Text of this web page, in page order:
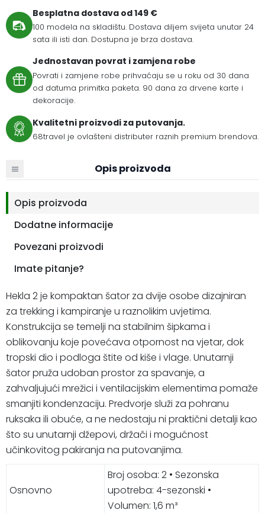
Besplatna dostava od 149 €
100 modela na skladištu. Dostava diljem svijeta unutar 24
sata ili isti dan. Dostupna je brza dostava.
Jednostavan povrat i zamjena robe
Povrati i zamjene robe prihvaćaju se u roku od 30 dana
od datuma primitka paketa. 90 dana za drvene karte i
dekoracije.
Kvalitetni proizvodi za putovanja.
68travel je ovlašteni distributer raznih premium brendova.
Opis proizvoda
Opis proizvoda
Dodatne informacije
Povezani proizvodi
Imate pitanje?
Hekla 2 je kompaktan šator za dvije osobe dizajniran
za trekking i kampiranje u raznolikim uvjetima.
Konstrukcija se temelji na stabilnim šipkama i
oblikovanju koje povećava otpornost na vjetar, dok
tropski dio i podloga štite od kiše i vlage. Unutarnji
šator pruža udoban prostor za spavanje, a
zahvaljujući mrežici i ventilacijskim elementima pomaže
smanjiti kondenzaciju. Predvorje služi za pohranu
ruksaka ili obuće, a ne nedostaju ni praktični detalji kao
što su unutarnji džepovi, držači i mogućnost
učinkovitog pakiranja na putovanjima.
Osnovno
Broj osoba: 2 • Sezonska
upotreba: 4-sezonski •
Volumen: 1,6 m³